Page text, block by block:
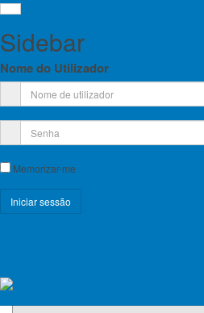
Sidebar
Nome do Utilizador
Memorizar-me